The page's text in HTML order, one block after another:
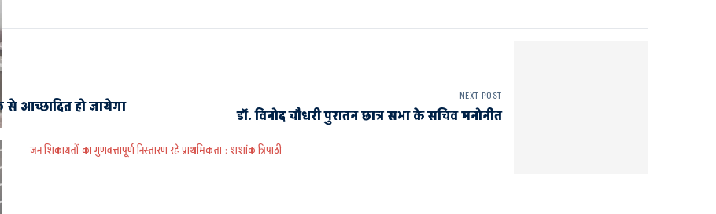
जन शिकायतों का गुणवत्तापूर्ण निस्तारण रहे प्राथमिकता : शशांक त्रिपाठी
आच्छादित हो जायेगा
NEXT POST
डाॅ. विनोद चौधरी पुरातन छात्र सभा के सचिव मनोनीत